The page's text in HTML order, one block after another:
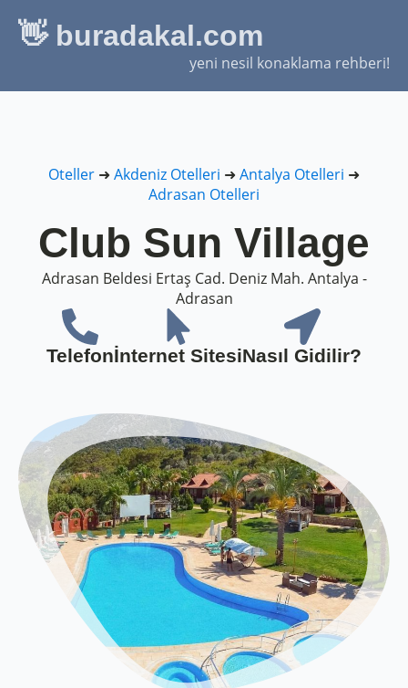
👋 buradakal.com
yeni nesil konaklama rehberi!
Oteller ➜ Akdeniz Otelleri ➜ Antalya Otelleri ➜
Adrasan Otelleri
Club Sun Village
Adrasan Beldesi Ertaş Cad. Deniz Mah. Antalya -
Adrasan
Telefonİnternet SitesiNasıl Gidilir?